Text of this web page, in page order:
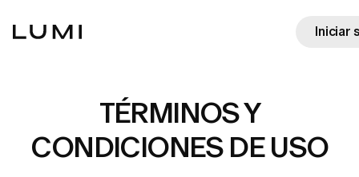
Iniciar
TÉRMINOS Y
CONDICIONES DE USO